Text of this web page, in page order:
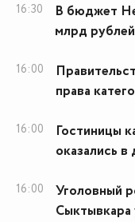
16:30
В бюджет
млрд
16:00
права
16:00
Гостиницы
оказались
16:00
Уголовный